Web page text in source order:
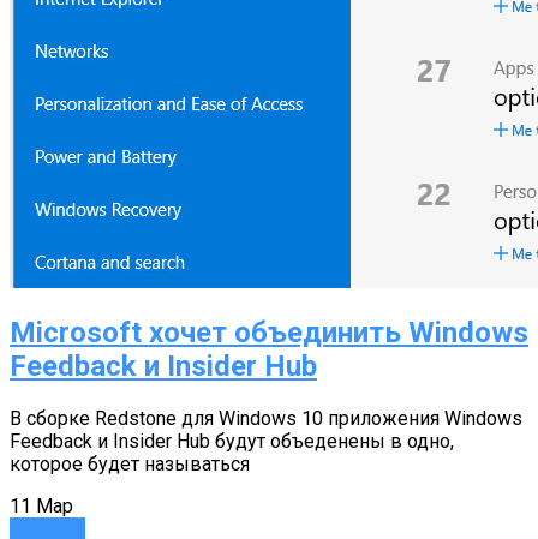
Microsoft хочет объединить Windows
Feedback и Insider Hub
В сборке Redstone для Windows 10 приложения Windows
Feedback и Insider Hub будут объеденены в одно,
которое будет называться
11 Мар